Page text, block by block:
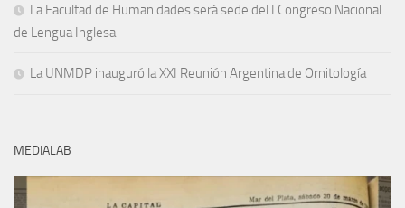
La Facultad de Humanidades será sede del I Congreso Nacional
de Lengua Inglesa
La UNMDP inauguró la XXI Reunión Argentina de Ornitología
MEDIALAB